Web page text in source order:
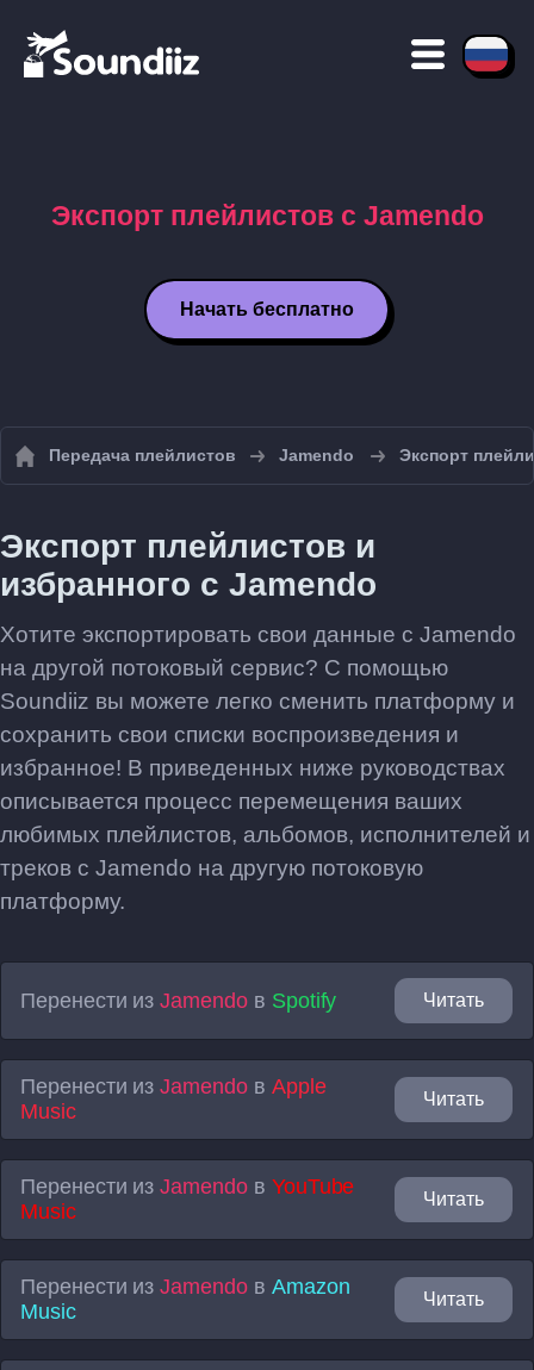
Экспорт плейлистов с Jamendo
Начать бесплатно
Передача плейлистов Jamendo Экспорт
Экспорт плейлистов и
избранного с Jamendo
Хотите экспортировать свои данные с Jamendo
на другой потоковый сервис? С помощью
Soundiiz вы можете легко сменить платформу и
сохранить свои списки воспроизведения и
избранное! В приведенных ниже руководствах
описывается процесс перемещения ваших
любимых плейлистов, альбомов, исполнителей и
треков с Jamendo на другую потоковую
платформу.
Перенести изJamendoв Spotify Читать
Перенести изJamendoв Apple
Music
Читать
Перенести изJamendoв YouTube
Music
Читать
Перенести изJamendoв Amazon
Music
Читать